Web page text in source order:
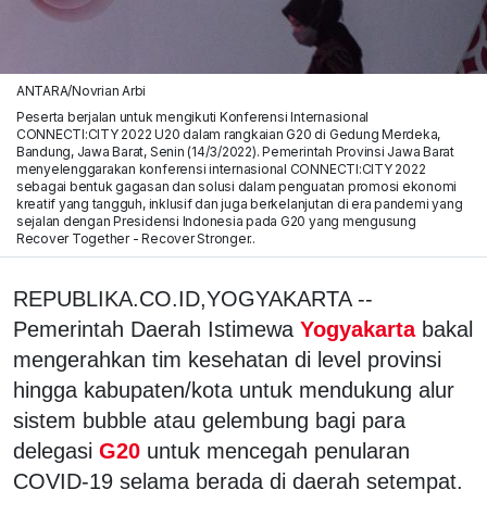
ANTARA/Novrian Arbi
Peserta berjalan untuk mengikuti Konferensi Internasional
CONNECTI:CITY 2022 U20 dalam rangkaian G20 di Gedung Merdeka,
Bandung, Jawa Barat, Senin (14/3/2022). Pemerintah Provinsi Jawa Barat
menyelenggarakan konferensi internasional CONNECTI:CITY 2022
sebagai bentuk gagasan dan solusi dalam penguatan promosi ekonomi
kreatif yang tangguh, inklusif dan juga berkelanjutan di era pandemi yang
sejalan dengan Presidensi Indonesia pada G20 yang mengusung
Recover Together - Recover Stronger..
REPUBLIKA.CO.ID,YOGYAKARTA --
Pemerintah Daerah Istimewa Yogyakarta bakal
mengerahkan tim kesehatan di level provinsi
hingga kabupaten/kota untuk mendukung alur
sistem bubble atau gelembung bagi para
delegasi G20 untuk mencegah penularan
COVID-19 selama berada di daerah setempat.